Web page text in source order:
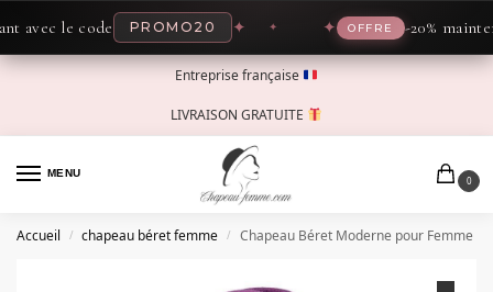
le code PROMO20 ✦ OFFRE -20%
Entreprise française
LIVRAISON GRATUITE
MENU
0
Accueil / chapeau béret femme / Chapeau Béret Moderne pour Femme